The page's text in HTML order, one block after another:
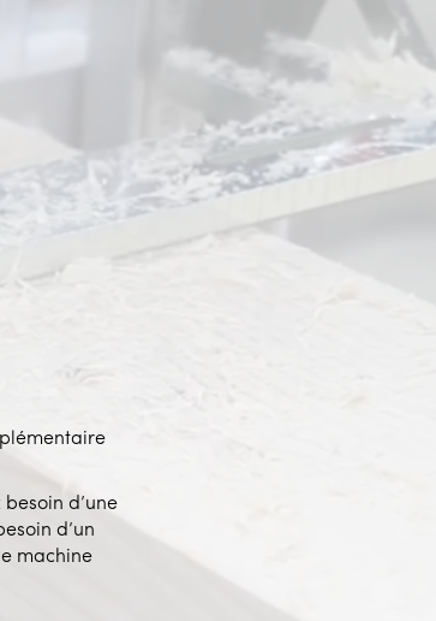
d’une
d’un
machine